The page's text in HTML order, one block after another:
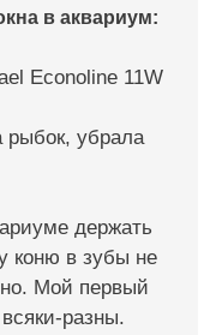
в аквариум:
Econoline 11W
рыбок, убрала
держать
коню в зубы не
Мой первый
разны.